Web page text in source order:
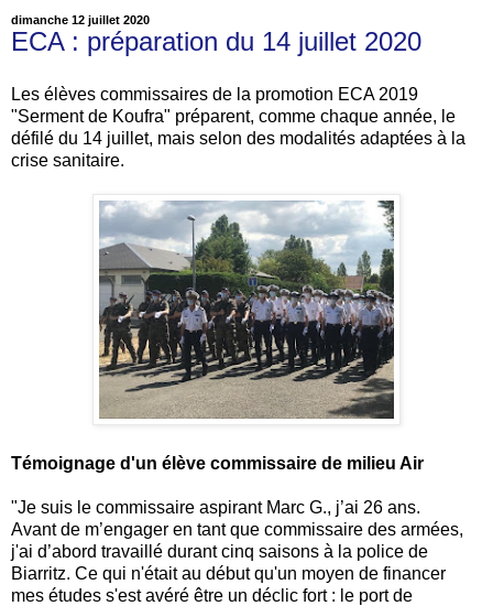
dimanche 12 juillet 2020
ECA : préparation du 14 juillet 2020
Les élèves commissaires de la promotion ECA 2019
"Serment de Koufra" préparent, comme chaque année, le
défilé du 14 juillet, mais selon des modalités adaptées à la
crise sanitaire.
Témoignage d'un élève commissaire de milieu Air
"Je suis le commissaire aspirant Marc G., j’ai 26 ans.
Avant de m’engager en tant que commissaire des armées,
j'ai d’abord travaillé durant cinq saisons à la police de
Biarritz. Ce qui n'était au début qu'un moyen de financer
mes études s'est avéré être un déclic fort : le port de